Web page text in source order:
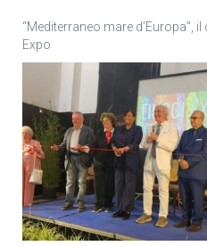
“Mediterraneo mare d’Europa”,
Expo